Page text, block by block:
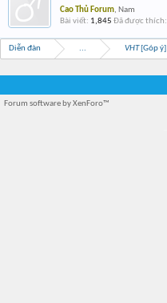
Cao Thủ Forum, Nam
Bài viết: 1,845 Đã được thích:
Diễn đàn ... VHT[Góp ý]
Forum software by XenForo™